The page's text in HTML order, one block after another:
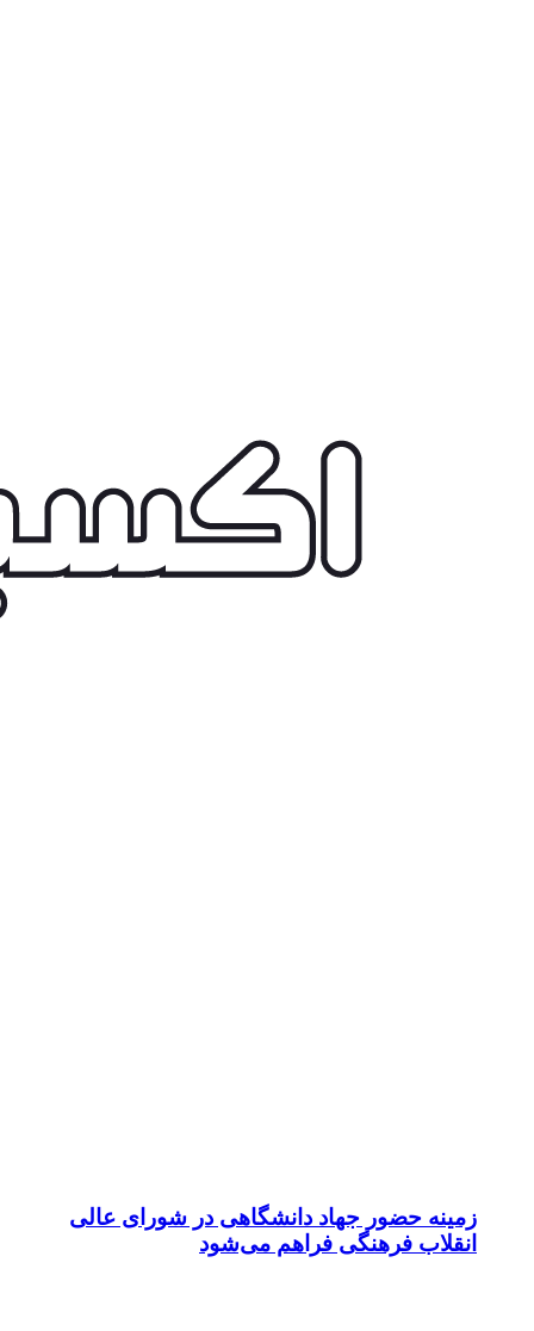
زمینه حضور جهاد دانشگاهی در شورای عالی
انقلاب فرهنگی فراهم می‌شود